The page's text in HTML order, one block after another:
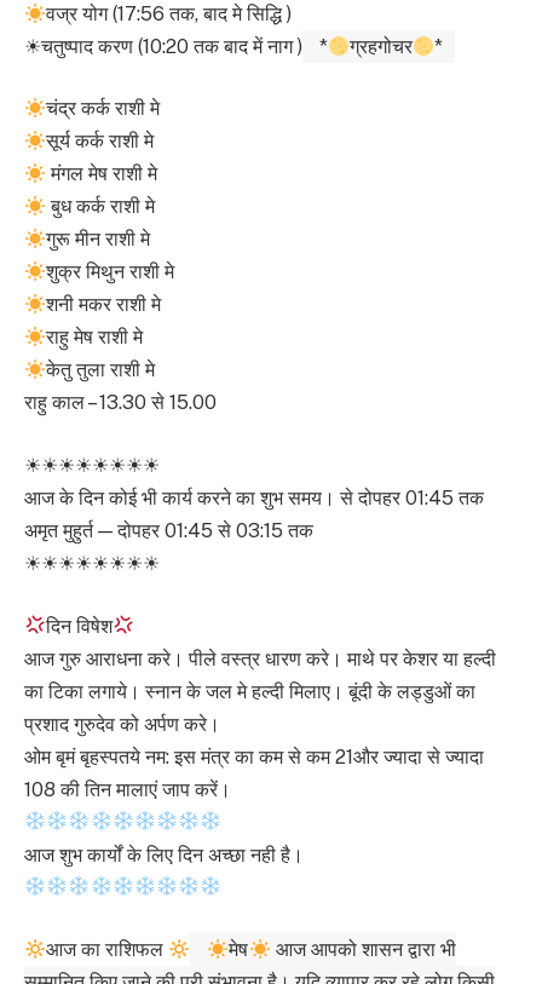
वज्र योग (17:56 तक, बाद मे सिद्धि )
☀चतुष्पाद करण (10:20 तक बाद में नाग )
* ग्रहगोचर *
चंद्र कर्क राशी मे
सूर्य कर्क राशी मे
मंगल मेष राशी मे
बुध कर्क राशी मे
गुरू मीन राशी मे
शुक्र मिथुन राशी मे
शनी मकर राशी मे
राहु मेष राशी मे
केतु तुला राशी मे
राहु काल – 13.30 से 15.00
☀☀☀☀☀☀☀☀
आज के दिन कोई भी कार्य करने का शुभ समय। से दोपहर 01:45 तक
अमृत मुहुर्त — दोपहर 01:45 से 03:15 तक
☀☀☀☀☀☀☀☀
दिन विषेश
आज गुरु आराधना करे। पीले वस्त्र धारण करे। माथे पर केशर या हल्दी
का टिका लगाये। स्नान के जल मे हल्दी मिलाए। बूंदी के लड्डुओं का
प्रशाद गुरुदेव को अर्पण करे।
ओम बृमं बृहस्पतये नम: इस मंत्र का कम से कम 21और ज्यादा से ज्यादा
108 की तिन मालाएं जाप करें।
आज शुभ कार्यों के लिए दिन अच्छा नही है।
आज का राशिफल मेष
आज आपको शासन द्वारा भी